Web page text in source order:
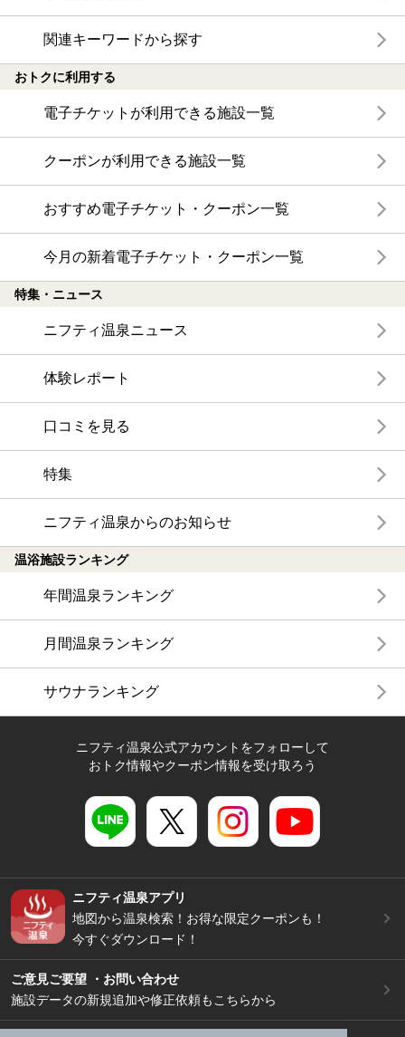
関連キーワードから探す
おトクに利用する
電子チケットが利用できる施設一覧
クーポンが利用できる施設一覧
おすすめ電子チケット・クーポン一覧
今月の新着電子チケット・クーポン一覧
特集・ニュース
ニフティ温泉ニュース
体験レポート
口コミを見る
特集
ニフティ温泉からのお知らせ
温浴施設ランキング
年間温泉ランキング
月間温泉ランキング
サウナランキング
ニフティ温泉公式アカウントをフォローして
おトク情報やクーポン情報を受け取ろう
ニフティ温泉アプリ
地図から温泉検索！お得な限定クーポンも！
今すぐダウンロード！
ご意見ご要望 ・お問い合わせ
施設データの新規追加や修正依頼もこちらから